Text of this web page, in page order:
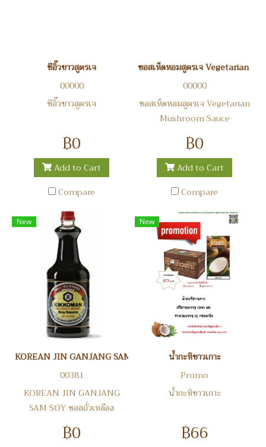
ซีอิ๊วขาวสูตรเจ
00000
ซีอิ๊วขาวสูตรเจ
฿0
Add to Cart
Compare
ซอสเห็ดหอมสูตรเจ Vegetarian
00000
ซอสเห็ดหอมสูตรเจ Vegetarian
Mushroom Sauce
฿0
Add to Cart
Compare
New
KOREAN JIN GANJANG SAM SOY ซอสถั่วเหลือง
00381
KOREAN JIN GANJANG
SAM SOY ซอสถั่วเหลือง
฿0
New
น้ำกะทิชาวเกาะ
Promo
น้ำกะทิชาวเกาะ
฿66